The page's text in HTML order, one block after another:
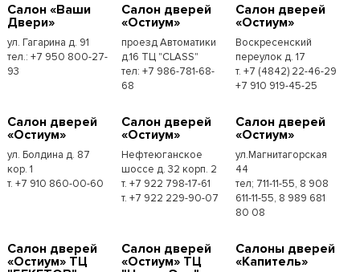
Cалон «Ваши
Двери»
ул. Гагарина д. 91
тел.: +7 950 800-27-
93
Cалон дверей
«Остиум»
проезд Автоматики
д.16 ТЦ "CLASS"
тел: +7 986-781-68-
68
Cалон дверей
«Остиум»
Воскресенский
переулок д. 17
т. +7 (4842) 22-46-29
+7 910 919-45-25
Cалон дверей
«Остиум»
ул. Болдина д. 87
кор. 1
т. +7 910 860-00-60
Cалон дверей
«Остиум»
Нефтеюганское
шоссе д. 32 корп. 2
т. +7 922 798-17-61
т. +7 922 229-90-07
Cалон дверей
«Остиум»
ул.Магнитагорская
44
тел; 711-11-55, 8 908
611-11-55, 8 989 681
80 08
Cалон дверей
«Остиум» ТЦ
Cалон дверей
«Остиум» ТЦ
Cалоны дверей
«Капитель»